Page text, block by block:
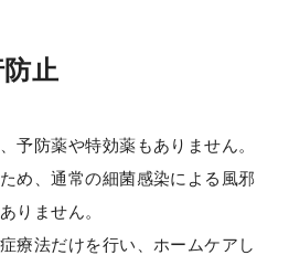
止
予防薬や特効薬もありません。
め、通常の細菌感染による風邪
りません。
療法だけを行い、ホームケアし